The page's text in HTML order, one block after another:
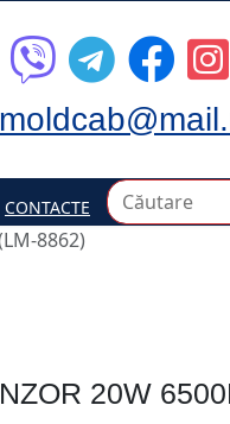
CONTACTE
8862)
20W